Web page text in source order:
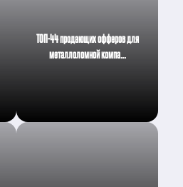
ТОП-44 продающих офферов для
металлоломной компа…